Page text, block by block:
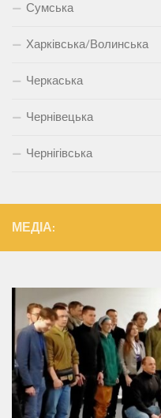
Сумська
Харківська/Волинська
Черкаська
Чернівецька
Чернігівська
МЕДІА: